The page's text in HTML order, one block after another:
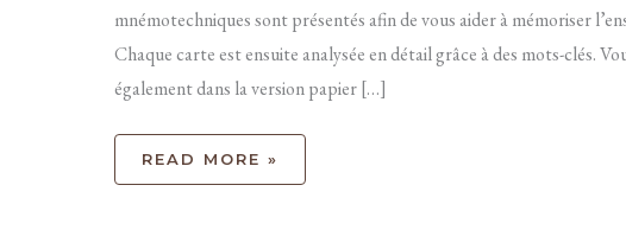
mnémotechniques sont présentés afin de vous aider à mémoriser
Chaque carte est ensuite analysée en détail grâce à des mots-clés.
également dans la version papier […]
READ MORE »